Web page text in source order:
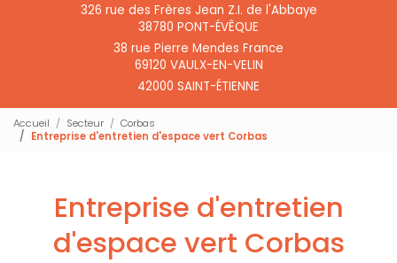
326 rue des Frères Jean Z.I. de l'Abbaye
38780 PONT-ÉVÊQUE
38 rue Pierre Mendes France
69120 VAULX-EN-VELIN
42000 SAINT-ÉTIENNE
Accueil Secteur
Corbas
Entreprise d'entretien d'espace vert Corbas
Entreprise d'entretien
d'espace vert Corbas